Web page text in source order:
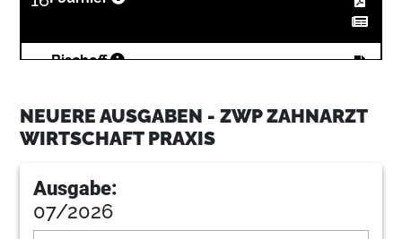
20Bischoff
22Klapdor
26Recht
NEUERE AUSGABEN - ZWP ZAHNARZT
WIRTSCHAFT PRAXIS
Ausgabe:
07/2026